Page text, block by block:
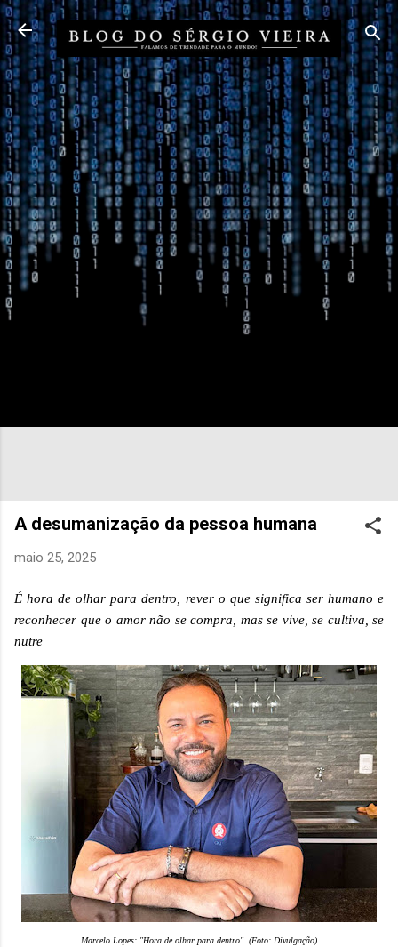
Pular para o conteúdo principal
A desumanização da pessoa humana
maio 25, 2025
É hora de olhar para dentro, rever o que significa ser humano e
reconhecer que o amor não se compra, mas se vive, se cultiva, se
nutre
Marcelo Lopes: "Hora de olhar para dentro". (Foto: Divulgação)